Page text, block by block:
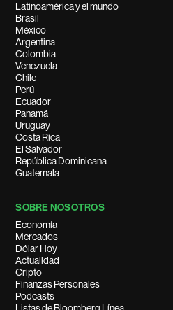
Latinoamérica y el mundo
Brasil
México
Argentina
Colombia
Venezuela
Chile
Perú
Ecuador
Panamá
Uruguay
Costa Rica
El Salvador
República Dominicana
Guatemala
SOBRE NOSOTROS
Economía
Mercados
Dólar Hoy
Actualidad
Cripto
Finanzas Personales
Podcasts